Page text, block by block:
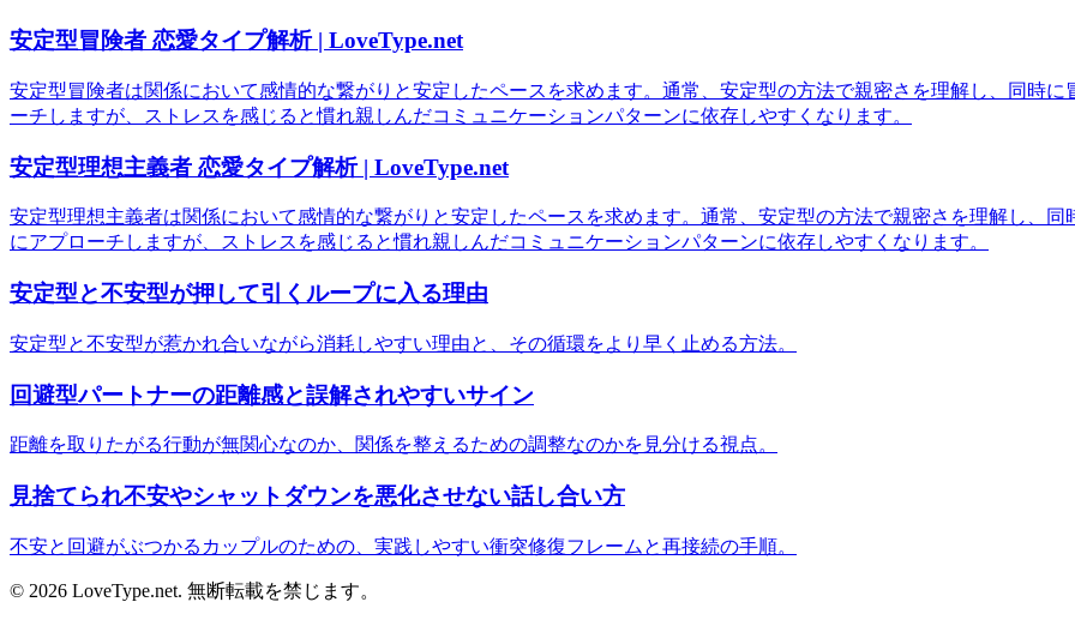
安定型冒険者 恋愛タイプ解析 | LoveType.net
安定型冒険者は関係において感情的な繋がりと安定したペースを求めます。通常、安定型の方法で親密さを理解し、同時
ーチしますが、ストレスを感じると慣れ親しんだコミュニケーションパターンに依存しやすくなります。
安定型理想主義者 恋愛タイプ解析 | LoveType.net
安定型理想主義者は関係において感情的な繋がりと安定したペースを求めます。通常、安定型の方法で親密さを理解し、
にアプローチしますが、ストレスを感じると慣れ親しんだコミュニケーションパターンに依存しやすくなります。
安定型と不安型が押して引くループに入る理由
安定型と不安型が惹かれ合いながら消耗しやすい理由と、その循環をより早く止める方法。
回避型パートナーの距離感と誤解されやすいサイン
距離を取りたがる行動が無関心なのか、関係を整えるための調整なのかを見分ける視点。
見捨てられ不安やシャットダウンを悪化させない話し合い方
不安と回避がぶつかるカップルのための、実践しやすい衝突修復フレームと再接続の手順。
© 2026 LoveType.net. 無断転載を禁じます。